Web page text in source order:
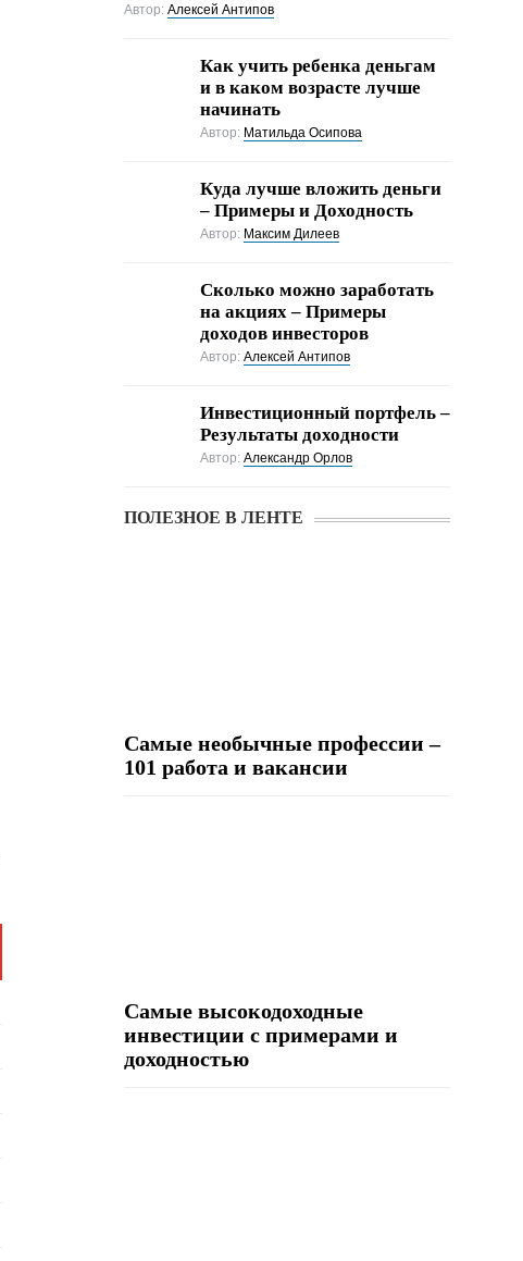
Автор: Алексей Антипов
Как учить ребенка деньгам
и в каком возрасте лучше
начинать
Автор: Матильда Осипова
Куда лучше вложить деньги
– Примеры и Доходность
Автор: Максим Дилеев
Cколько можно заработать
на акциях – Примеры
доходов инвесторов
Автор: Алексей Антипов
Инвестиционный портфель –
Результаты доходности
Автор: Александр Орлов
ПОЛЕЗНОЕ В ЛЕНТЕ
Самые необычные профессии –
101 работа и вакансии
Самые высокодоходные
инвестиции с примерами и
доходностью